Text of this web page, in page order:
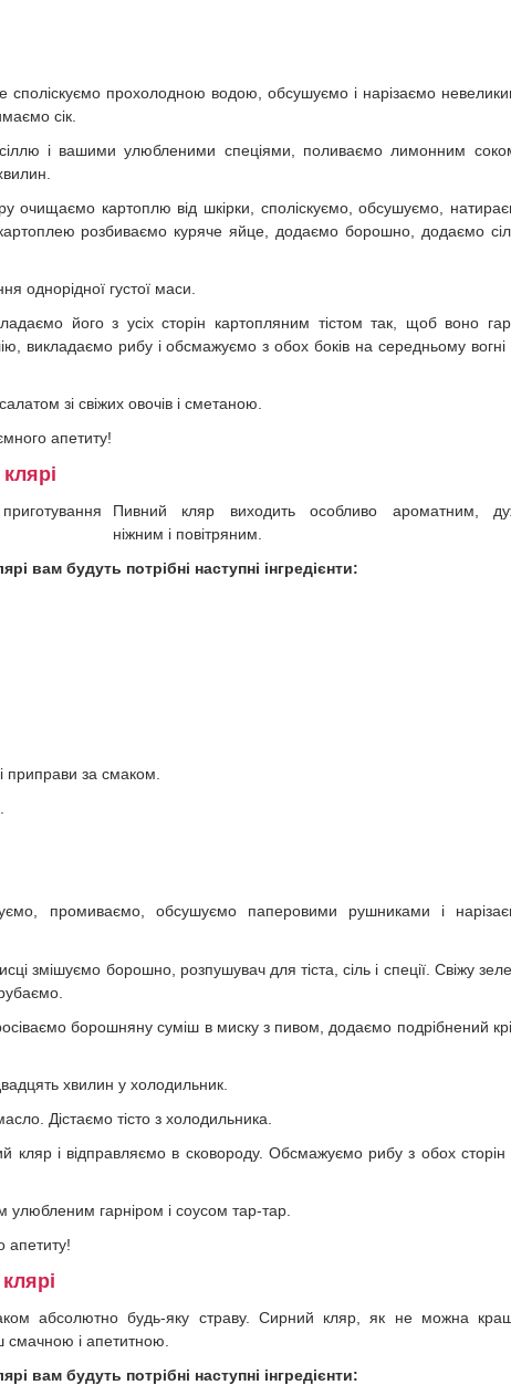
споліскуємо прохолодною водою, обсушуємо і нарізаємо
сік.
і вашими улюбленими спеціями, поливаємо лимонним
очищаємо картоплю від шкірки, споліскуємо, обсушуємо,
розбиваємо куряче яйце, додаємо борошно, додаємо
однорідної густої маси.
його з усіх сторін картопляним тістом так, щоб воно
викладаємо рибу і обсмажуємо з обох боків на середньому вогні
зі свіжих овочів і сметаною.
апетиту!
Пивний кляр виходить особливо ароматним,
ніжним і повітряним.
вам будуть потрібні наступні інгредієнти:
приправи за смаком.
промиваємо, обсушуємо паперовими рушниками і
змішуємо борошно, розпушувач для тіста, сіль і спеції. Свіжу
борошняну суміш в миску з пивом, додаємо подрібнений
хвилин у холодильник.
Дістаємо тісто з холодильника.
і відправляємо в сковороду. Обсмажуємо рибу з обох сторін
гарніром і соусом тар-тар.
апетиту!
абсолютно будь-яку страву. Сирний кляр, як не можна
смачною і апетитною.
вам будуть потрібні наступні інгредієнти: